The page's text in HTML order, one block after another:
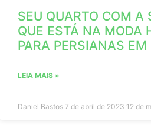
SEU QUARTO COM A
QUE ESTÁ NA MODA
PARA PERSIANAS EM
LEIA MAIS »
Daniel Bastos 7 de abril de 2023 12 de